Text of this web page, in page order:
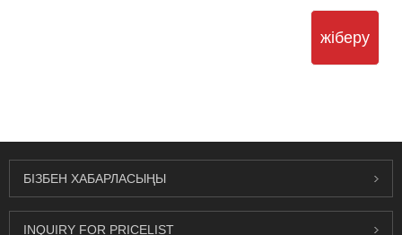
жіберу
БІЗБЕН ХАБАРЛАСЫҢЫ
INQUIRY FOR PRICELIST